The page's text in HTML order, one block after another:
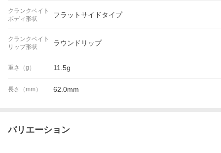
クランクベイト
ボディ形状
フラットサイドタイプ
クランクベイト
リップ形状
ラウンドリップ
重さ（g） 11.5g
長さ（mm） 62.0mm
バリエーション